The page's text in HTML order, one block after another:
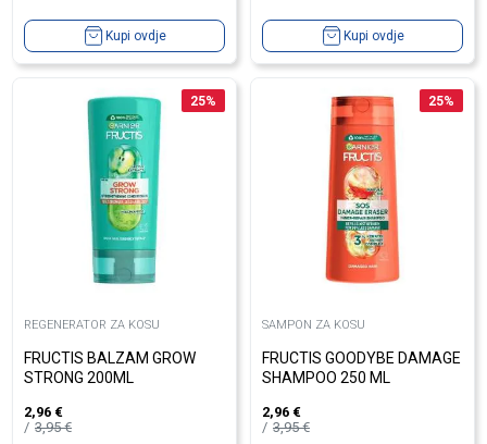
Kupi ovdje Kupi ovdje
25%
REGENERATOR ZA KOSU
FRUCTIS BALZAM GROW
STRONG 200ML
2,96 €
3,95€
25%
SAMPON ZA KOSU
FRUCTIS GOODYBE DAMAGE
SHAMPOO 250 ML
2,96 €
3,95€